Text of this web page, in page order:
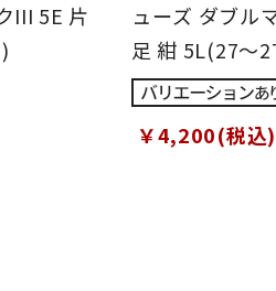
III 5E 片
ューズ ダブル
足 紺 5L(27～
￥4,200(税込)